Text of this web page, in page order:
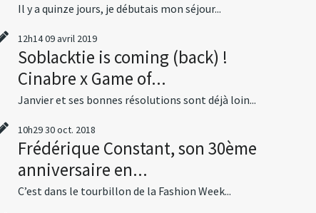
Il y a quinze jours, je débutais mon séjour...
12h1409avril 2019
Soblacktie is coming (back) !
Cinabre x Game of...
Janvier et ses bonnes résolutions sont déjà loin...
10h2930oct. 2018
Frédérique Constant, son 30ème
anniversaire en...
C’est dans le tourbillon de la Fashion Week...